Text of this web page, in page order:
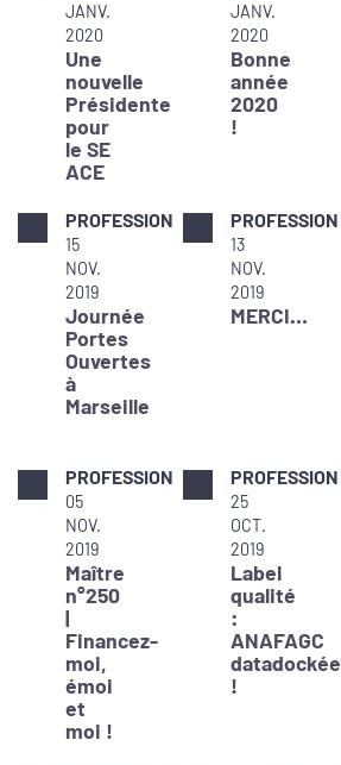
JANV.
2020
Une
nouvelle
Présidente
pour
le SE
ACE
JANV.
2020
Bonne
année
2020
!
PROFESSION
15
NOV.
2019
Journée
Portes
Ouvertes
à
Marseille
PROFESSION
13
NOV.
2019
MERCI…
PROFESSION
05
NOV.
2019
Maître
n°250
|
Financez-
moi,
émoi
et
moi !
PROFESSION
25
OCT.
2019
Label
qualité
:
ANAFAGC
datadockée
!